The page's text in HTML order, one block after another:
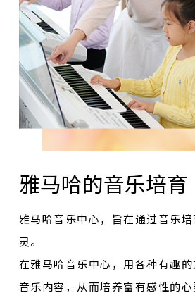
雅马哈的音乐培育
雅马哈音乐中心，旨在通过音乐
灵。
在雅马哈音乐中心，用各种有趣
音乐内容，从而培养富有感性的